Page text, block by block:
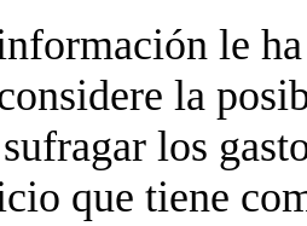
le
la
los
que tiene